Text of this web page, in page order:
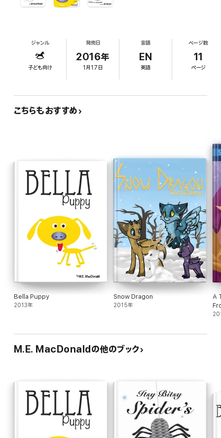
ジャンル
子ども向け
発売日
2016年
1月17日
言語
EN
英語
ページ数
11
ページ
こちらもおすすめ
Bella Puppy
2013年
Snow Dragon
2015年
A
M.E. MacDonaldの他のブック